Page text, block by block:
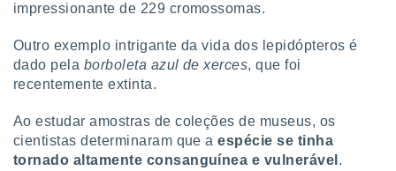
impressionante de 229 cromossomas.
Outro exemplo intrigante da vida dos lepidópteros é
dado pela borboleta azul de xerces, que foi
recentemente extinta.
Ao estudar amostras de coleções de museus, os
cientistas determinaram que aespécie se tinha
tornado altamente consanguínea e vulnerável .